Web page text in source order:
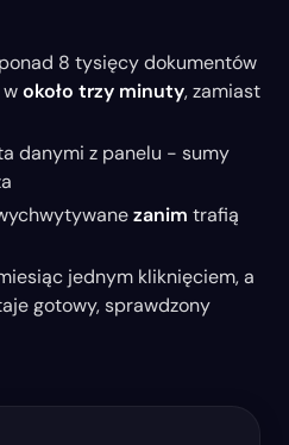
8 tysięcy dokumentów
około trzy minuty, zamiast
danymi z panelu - sumy
zanim trafią
jednym kliknięciem, a
gotowy, sprawdzony